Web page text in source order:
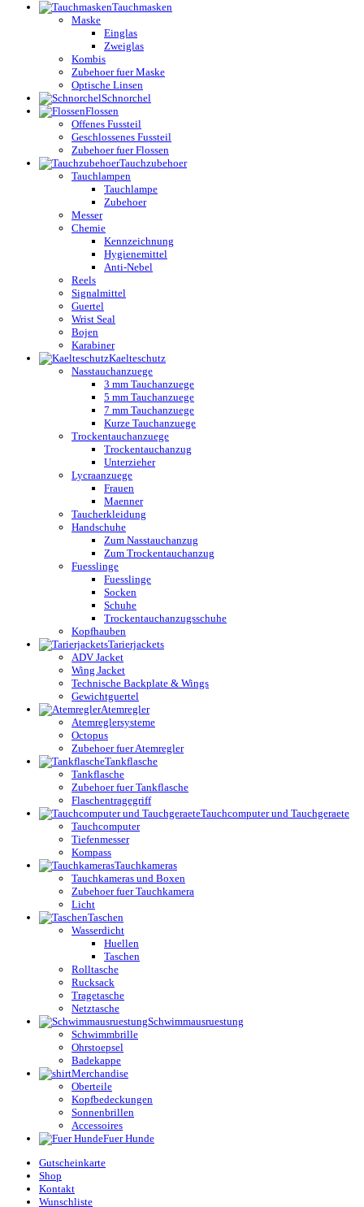
Tauchmasken
Maske
Einglas
Zweiglas
Kombis
Zubehoer fuer Maske
Optische Linsen
Schnorchel
Flossen
Offenes Fussteil
Geschlossenes Fussteil
Zubehoer fuer Flossen
Tauchzubehoer
Tauchlampen
Tauchlampe
Zubehoer
Messer
Chemie
Kennzeichnung
Hygienemittel
Anti-Nebel
Reels
Signalmittel
Guertel
Wrist Seal
Bojen
Karabiner
Kaelteschutz
Nasstauchanzuege
3 mm Tauchanzuege
5 mm Tauchanzuege
7 mm Tauchanzuege
Kurze Tauchanzuege
Trockentauchanzuege
Trockentauchanzug
Unterzieher
Lycraanzuege
Frauen
Maenner
Taucherkleidung
Handschuhe
Zum Nasstauchanzug
Zum Trockentauchanzug
Fuesslinge
Fuesslinge
Socken
Schuhe
Trockentauchanzugsschuhe
Kopfhauben
Tarierjackets
ADV Jacket
Wing Jacket
Technische Backplate & Wings
Gewichtguertel
Atemregler
Atemreglersysteme
Octopus
Zubehoer fuer Atemregler
Tankflasche
Tankflasche
Zubehoer fuer Tankflasche
Flaschentragegriff
Tauchcomputer und Tauchgeraete
Tauchcomputer
Tiefenmesser
Kompass
Tauchkameras
Tauchkameras und Boxen
Zubehoer fuer Tauchkamera
Licht
Taschen
Wasserdicht
Huellen
Taschen
Rolltasche
Rucksack
Tragetasche
Netztasche
Schwimmausruestung
Schwimmbrille
Ohrstoepsel
Badekappe
Merchandise
Oberteile
Kopfbedeckungen
Sonnenbrillen
Accessoires
Fuer Hunde
Gutscheinkarte
Shop
Kontakt
Wunschliste